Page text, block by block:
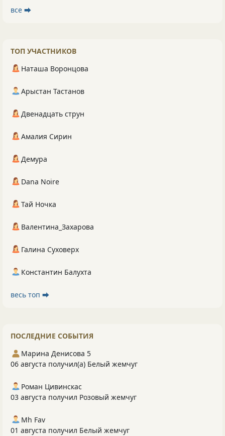
все ⮕
ТОП УЧАСТНИКОВ
Наташа Воронцова
Арыстан Тастанов
Двенадцать струн
Амалия Сирин
Демура
Dana Noire
Тай Ночка
Валентина_Захарова
Галина Суховерх
Константин Балухта
весь топ ⮕
ПОСЛЕДНИЕ СОБЫТИЯ
Марина Денисова 5
06 августа получил(а) Белый жемчуг
Роман Цивинскас
03 августа получил Розовый жемчуг
Mh Fav
01 августа получил Белый жемчуг